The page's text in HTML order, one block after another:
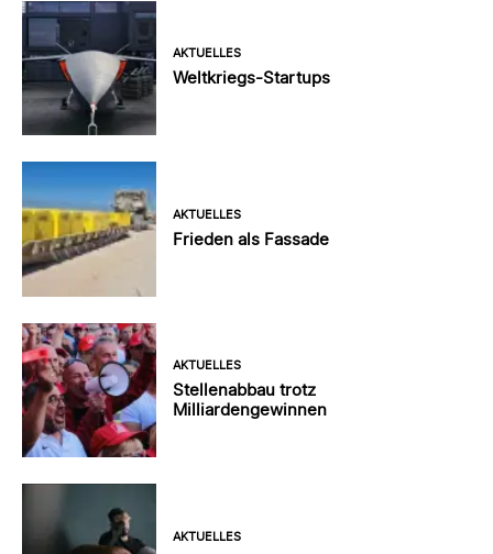
AKTUELLES
Weltkriegs-Startups
AKTUELLES
Frieden als Fassade
AKTUELLES
Stellenabbau trotz
Milliardengewinnen
AKTUELLES